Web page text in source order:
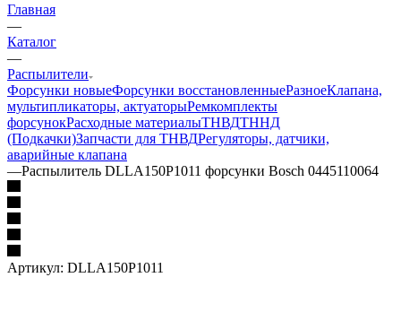
Главная
—
Каталог
—
Распылители
Форсунки новыеФорсунки восстановленныеРазноеКлапана,
мультипликаторы, актуаторыРемкомплекты
форсунокРасходные материалыТНВДТННД
(Подкачки)Запчасти для ТНВДРегуляторы, датчики,
аварийные клапана
—Распылитель DLLA150P1011 форсунки Bosch 0445110064
Артикул: DLLA150P1011